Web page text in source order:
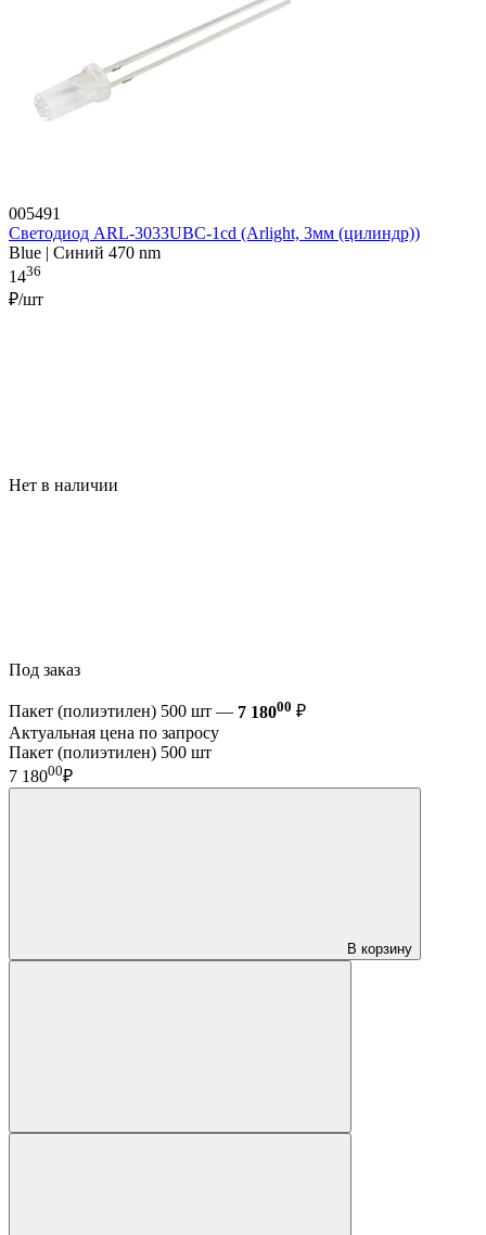
005491
Светодиод ARL-3033UBC-1cd (Arlight, 3мм (цилиндр))
Blue | Синий 470 nm
1436
₽/шт
Нет в наличии
Под заказ
Пакет (полиэтилен) 500 шт — 7 18000 ₽
Актуальная цена по запросу
Пакет (полиэтилен) 500 шт
7 18000₽
В корзину